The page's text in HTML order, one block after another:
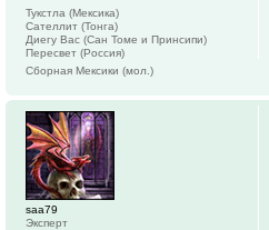
Тукстла (Мексика)
Сателлит (Тонга)
Диегу Вас (Сан Томе и Принсипи)
Пересвет (Россия)
Сборная Мексики (мол.)
saa79
Эксперт